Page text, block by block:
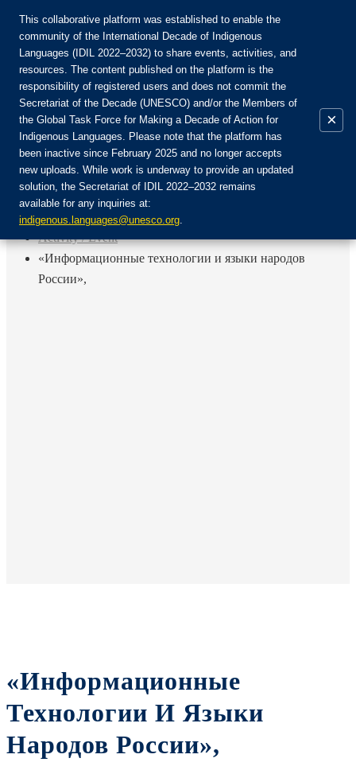
Join the Community:
Login
EN
FR
ES
RU
Home
Activity / Event
«Информационные технологии и языки народов
России»,
«Информационные
Технологии И Языки
Народов России»,
This collaborative platform was established to enable the
community of the International Decade of Indigenous
Languages (IDIL 2022–2032) to share events, activities, and
resources. The content published on the platform is the
responsibility of registered users and does not commit the
Secretariat of the Decade (UNESCO) and/or the Members of
the Global Task Force for Making a Decade of Action for
Indigenous Languages. Please note that the platform has
been inactive since February 2025 and no longer accepts
new uploads. While work is underway to provide an updated
solution, the Secretariat of IDIL 2022–2032 remains
available for any inquiries at:
indigenous.languages@unesco.org.
×